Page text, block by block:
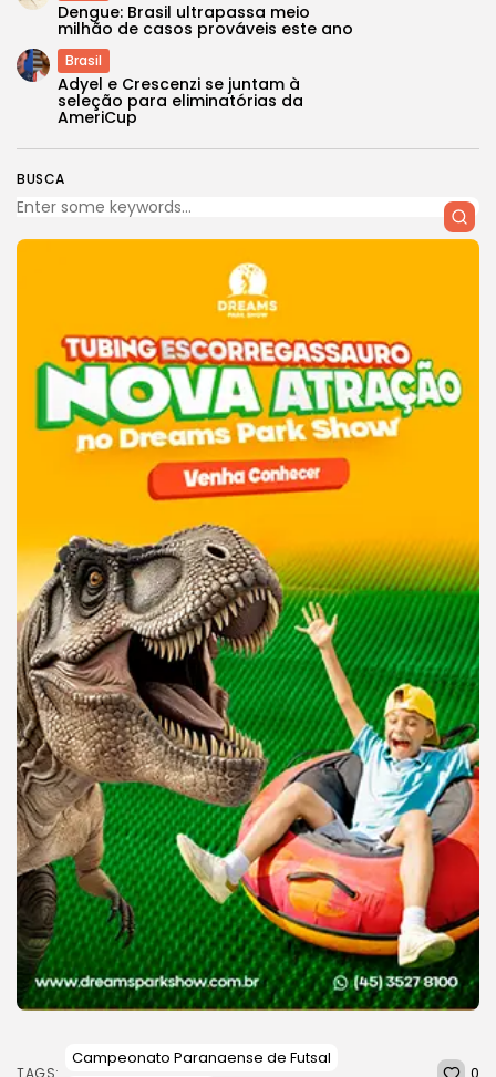
BUSCA
Dengue: Brasil ultrapassa meio
milhão de casos prováveis este ano
Brasil
Adyel e Crescenzi se juntam à
seleção para eliminatórias da
AmeriCup
TAGS:
Campeonato Paranaense de Futsal
0